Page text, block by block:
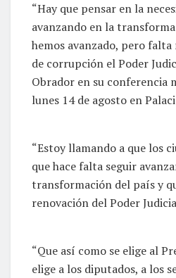
“Hay que pensar en la
avanzando en la
hemos avanzado, pero
de corrupción el Poder
Obrador en su conferencia
lunes 14 de agosto en
“Estoy llamando a que los
que hace falta seguir
transformación del país y
renovación del Poder
“Que así como se elige al
elige a los diputados, a los